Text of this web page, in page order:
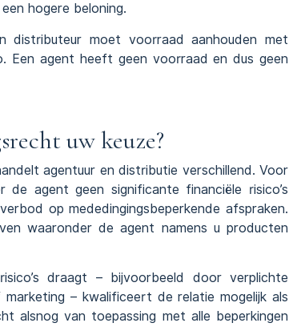
hogere beloning.
distributeur moet voorraad aanhouden met
Een agent heeft geen voorraad en dus geen
uw keuze?
agentuur en distributie verschillend. Voor
de agent geen significante financiële risico’s
op mededingingsbeperkende afspraken.
waaronder de agent namens u producten
draagt – bijvoorbeeld door verplichte
– kwalificeert de relatie mogelijk als
alsnog van toepassing met alle beperkingen